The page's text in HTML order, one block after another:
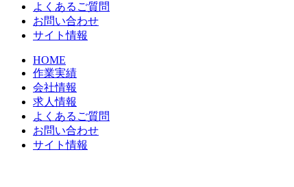
よくあるご質問
お問い合わせ
サイト情報
HOME
作業実績
会社情報
求人情報
よくあるご質問
お問い合わせ
サイト情報